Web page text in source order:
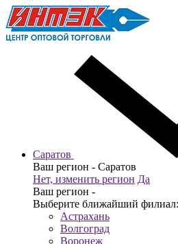
Саратов
Ваш регион - Саратов
Нет, изменить регион Да
Ваш регион -
Выберите ближайший филиал:
Астрахань
Волгоград
Воронеж